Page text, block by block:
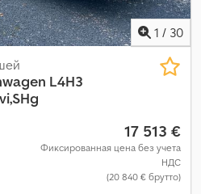
1 / 30
L4H3
17 513 €
Фиксированная цена без учета
НДС
(20 840 € брутто)